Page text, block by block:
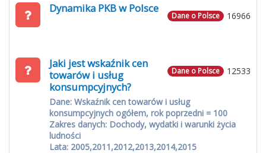
16966
Dane o Polsce
Dynamika PKB w Polsce
12533
Dane o Polsce
Jaki jest wskaźnik cen
towarów i usług
konsumpcyjnych?
Dane: Wskaźnik cen towarów i usług
konsumpcyjnych ogółem, rok poprzedni = 100
Zakres danych: Dochody, wydatki i warunki życia
ludności
Lata: 2005,2011,2012,2013,2014,2015